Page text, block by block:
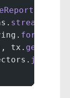
stream
format
tx. getAmount
joining